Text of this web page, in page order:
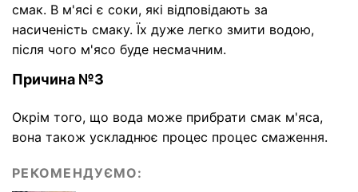
смак. В м'ясі є соки, які відповідають за
насиченість смаку. Їх дуже легко змити водою,
після чого м'ясо буде несмачним.
Причина №3
Окрім того, що вода може прибрати смак м'яса,
вона також ускладнює процес процес смаження.
РЕКОМЕНДУЄМО: